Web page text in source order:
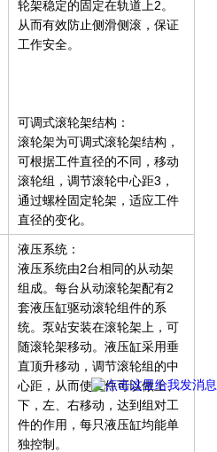
轮架稳定的固定在轨道上2。
从而有效防止侧滑侧滚，保证
工作安全。
可调式滚轮架结构：
滚轮架为可调式滚轮架结构，
可根据工件直径的不同，移动
滚轮组，调节滚轮中心距3，
通过螺栓固定轮架，适应工件
直径的变化。
液压系统：
液压系统由2台相同的从动架
组成。每台从动滚轮架配有2
套液压缸驱动滚轮组件的系
统。泵站安装在滚轮架上，可
随滚轮架移动。液压缸采用垂
直顶升移动，调节滚轮组的中
心距，从而使工件可以做上、
下，左、右移动，达到组对工
件的作用，每只液压缸均能单
独控制。